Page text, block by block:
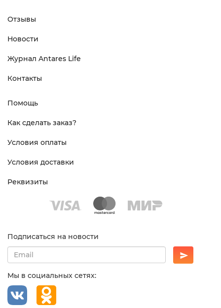
Отзывы
Новости
Журнал Antares Life
Контакты
Помощь
Как сделать заказ?
Условия оплаты
Условия доставки
Реквизиты
Подписаться на новости
Мы в социальных сетях: